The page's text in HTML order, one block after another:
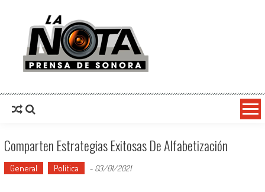
La Nota Prensa De Sonora
Comparten Estrategias Exitosas De Alfabetización
General Política - 03/01/2021